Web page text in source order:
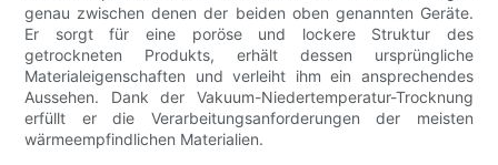
genau zwischen denen der beiden oben genannten Geräte.
Er sorgt für eine poröse und lockere Struktur des
getrockneten Produkts, erhält dessen ursprüngliche
Materialeigenschaften und verleiht ihm ein ansprechendes
Aussehen. Dank der Vakuum-Niedertemperatur-Trocknung
erfüllt er die Verarbeitungsanforderungen der meisten
wärmeempfindlichen Materialien.